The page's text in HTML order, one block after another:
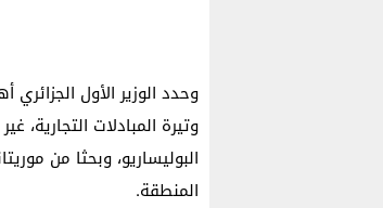
وحدد الوزير الأول
وتيرة المبادلات
البوليساريو، وبحثا من
المنطقة.